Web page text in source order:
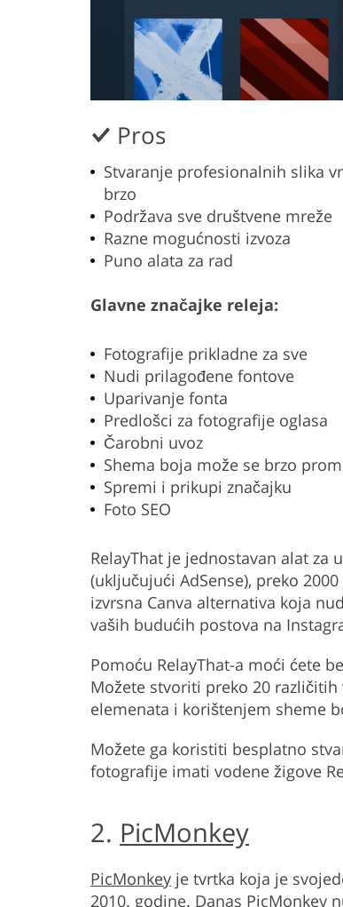
Pros
Stvaranje profesionalnih slika
brzo
Podržava sve društvene mreže
Razne mogućnosti izvoza
Puno alata za rad
Glavne značajke releja:
Fotografije prikladne za sve
Nudi prilagođene fontove
Uparivanje fonta
Predlošci za fotografije oglasa
Čarobni uvoz
Shema boja može se brzo
Spremi i prikupi značajku
Foto SEO
RelayThat je jednostavan alat za
(uključujući AdSense), preko
izvrsna Canva alternativa koja
vaših budućih postova na
Pomoću RelayThat-a moći ćete
Možete stvoriti preko 20
elemenata i korištenjem sheme
Možete ga koristiti besplatno
fotografije imati vodene žigove
2. PicMonkey
PicMonkey je tvrtka koja je
2010. godine. Danas PicMonkey